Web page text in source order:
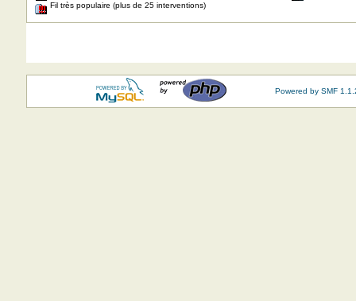
Fil très populaire (plus de 25 interventions)
Powered by SMF